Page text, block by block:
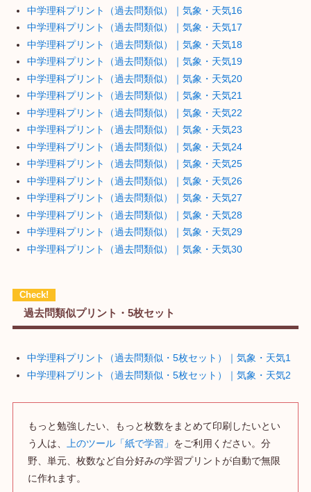
中学理科プリント（過去問類似）｜気象・天気16
中学理科プリント（過去問類似）｜気象・天気17
中学理科プリント（過去問類似）｜気象・天気18
中学理科プリント（過去問類似）｜気象・天気19
中学理科プリント（過去問類似）｜気象・天気20
中学理科プリント（過去問類似）｜気象・天気21
中学理科プリント（過去問類似）｜気象・天気22
中学理科プリント（過去問類似）｜気象・天気23
中学理科プリント（過去問類似）｜気象・天気24
中学理科プリント（過去問類似）｜気象・天気25
中学理科プリント（過去問類似）｜気象・天気26
中学理科プリント（過去問類似）｜気象・天気27
中学理科プリント（過去問類似）｜気象・天気28
中学理科プリント（過去問類似）｜気象・天気29
中学理科プリント（過去問類似）｜気象・天気30
過去問類似プリント・5枚セット
中学理科プリント（過去問類似・5枚セット）｜気象・天気1
中学理科プリント（過去問類似・5枚セット）｜気象・天気2
もっと勉強したい、もっと枚数をまとめて印刷したいとい
う人は、
上のツール「紙で学習」 をご利用ください。分
野、単元、枚数など自分好みの学習プリントが自動で無限
に作れます。